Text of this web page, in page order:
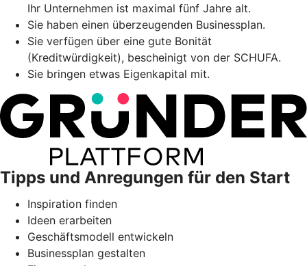
Ihr Unternehmen ist maximal fünf Jahre alt.
Sie haben einen überzeugenden Businessplan.
Sie verfügen über eine gute Bonität
(Kreditwürdigkeit), bescheinigt von der SCHUFA.
Sie bringen etwas Eigenkapital mit.
Tipps und Anregungen für den Start
Inspiration finden
Ideen erarbeiten
Geschäftsmodell entwickeln
Businessplan gestalten